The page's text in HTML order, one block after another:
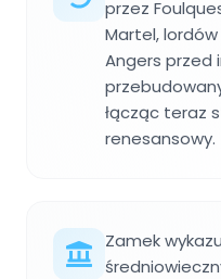
przez
Martel,
Angers przed
łącząc teraz
renesansowy.
Zamek